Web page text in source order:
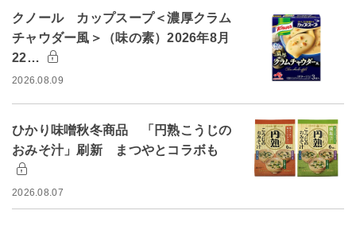
クノール カップスープ＜濃厚クラム
チャウダー風＞（味の素）2026年8月
22…
2026.08.09
ひかり味噌秋冬商品 「円熟こうじの
おみそ汁」刷新 まつやとコラボも
2026.08.07